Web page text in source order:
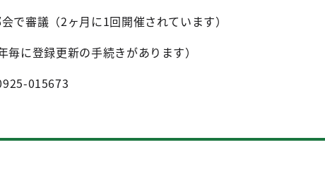
で審議（2ヶ月に1回開催されています）
に登録更新の手続きがあります）
015673